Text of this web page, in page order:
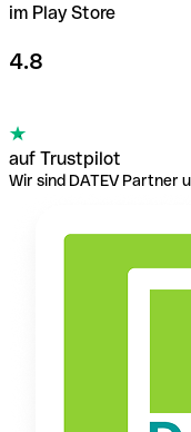
im Play Store
4.8
auf Trustpilot
Wir sind DATEV Partner